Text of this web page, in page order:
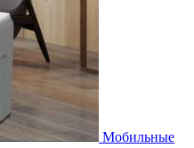
Мобильные